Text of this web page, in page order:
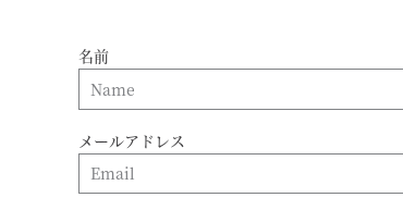
名前
メールアドレス